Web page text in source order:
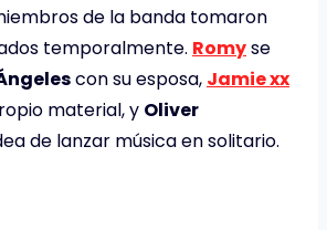
de la banda tomaron
temporalmente. Romyse
con su esposa, Jamie xx
material, y Oliver
de lanzar música en solitario.